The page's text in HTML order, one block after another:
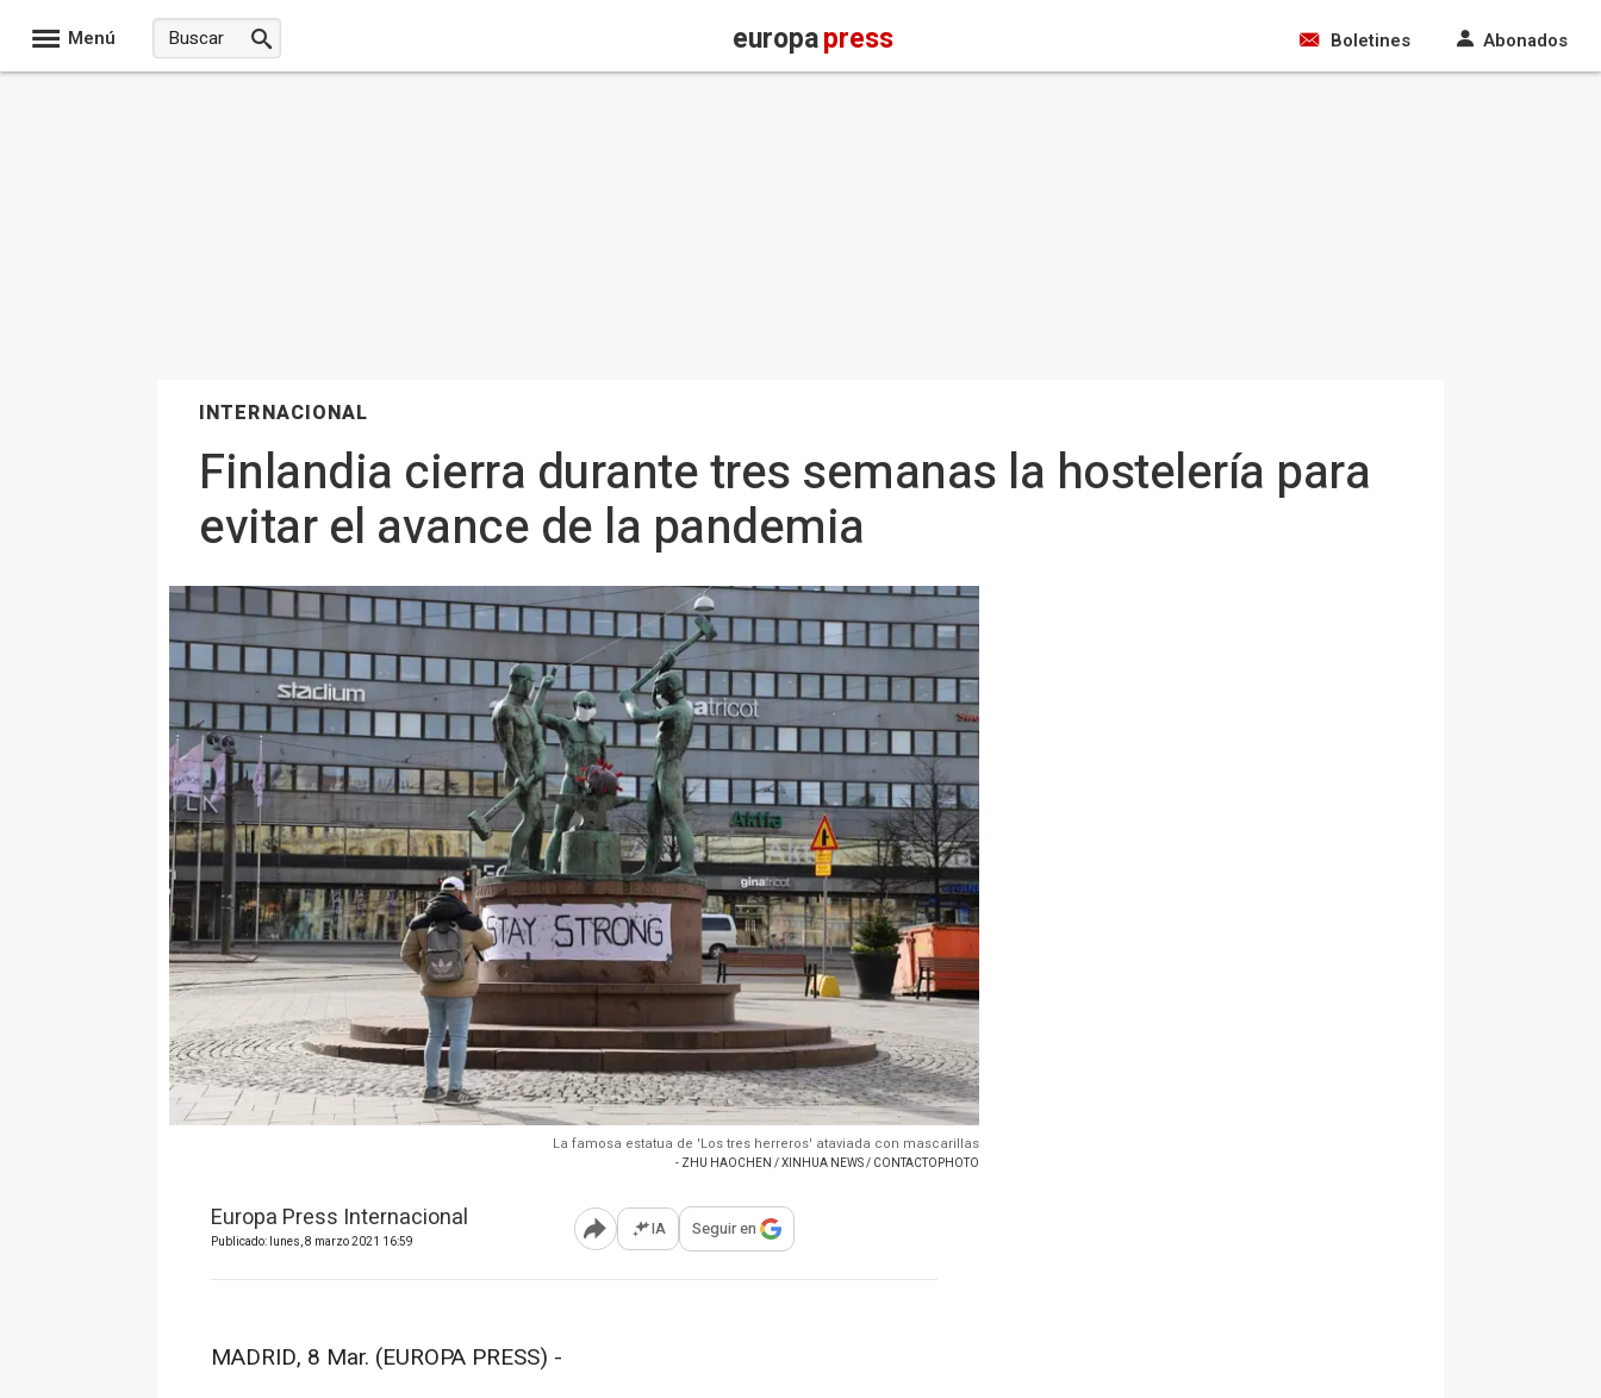
Menú europapress Boletines Abonados
INTERNACIONAL
Finlandia cierra durante tres semanas la hostelería para
evitar el avance de la pandemia
La famosa estatua de 'Los tres herreros' ataviada con mascarillas
- ZHU HAOCHEN / XINHUA NEWS / CONTACTOPHOTO
Europa Press Internacional
Publicado: lunes, 8 marzo 2021 16:59 Abrir opciones para compartir
IA Seguir en
MADRID, 8 Mar. (EUROPA PRESS) -